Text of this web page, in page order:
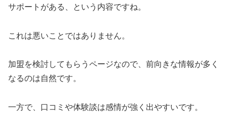
サポートがある、という内容ですね。
これは悪いことではありません。
加盟を検討してもらうページなので、前向きな情報が多く
なるのは自然です。
一方で、口コミや体験談は感情が強く出やすいです。